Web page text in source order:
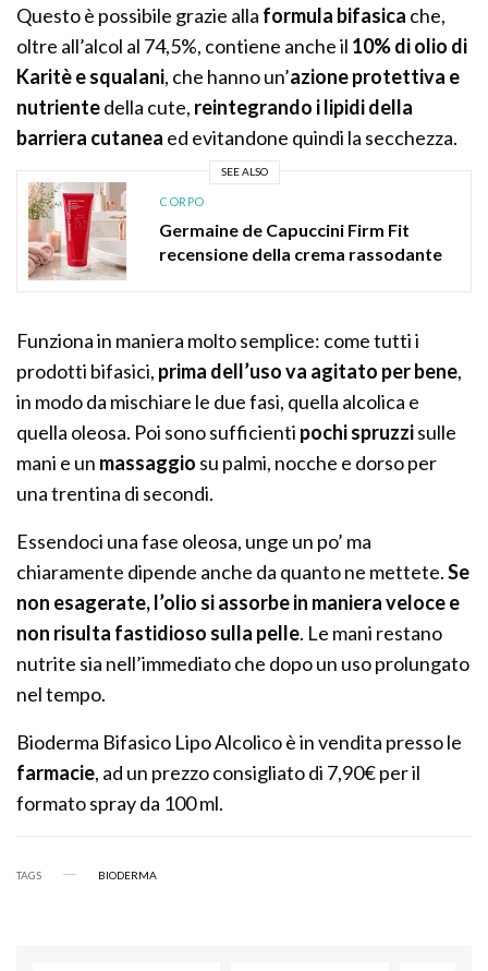
Questo è possibile grazie alla formula bifasica che,
oltre all’alcol al 74,5%, contiene anche il 10% di olio di
Karitè e squalani, che hanno un’azione protettiva e
nutrientedella cute, reintegrando i lipidi della
barriera cutanea ed evitandone quindi la secchezza.
SEE ALSO
CORPO
Germaine de Capuccini Firm Fit
recensione della crema rassodante
Funziona in maniera molto semplice: come tutti i
prodotti bifasici, prima dell’uso va agitato per bene,
in modo da mischiare le due fasi, quella alcolica e
quella oleosa. Poi sono sufficienti pochi spruzzisulle
mani e un massaggio su palmi, nocche e dorso per
una trentina di secondi.
Essendoci una fase oleosa, unge un po’ ma
chiaramente dipende anche da quanto ne mettete.Se
non esagerate, l’olio si assorbe in maniera veloce e
non risulta fastidioso sulla pelle. Le mani restano
nutrite sia nell’immediato che dopo un uso prolungato
nel tempo.
Bioderma Bifasico Lipo Alcolico è in vendita presso le
farmacie, ad un prezzo consigliato di 7,90€ per il
formato spray da 100 ml.
TAGS BIODERMA